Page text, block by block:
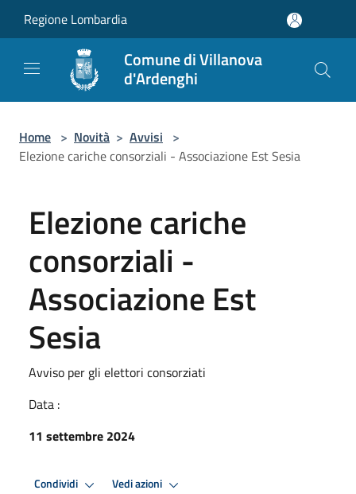
Regione Lombardia
Comune di Villanova
d'Ardenghi
Home > Novità > Avvisi >
Elezione cariche consorziali - Associazione Est Sesia
Elezione cariche
consorziali -
Associazione Est
Sesia
Avviso per gli elettori consorziati
Data :
11 settembre 2024
Condividi Vedi azioni